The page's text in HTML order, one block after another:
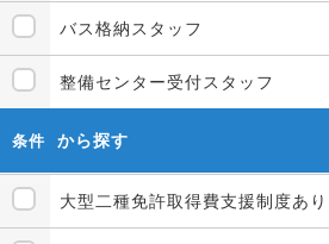
バス格納スタッフ
整備センター受付スタッフ
条件 から探す
大型二種免許取得費支援制度あり